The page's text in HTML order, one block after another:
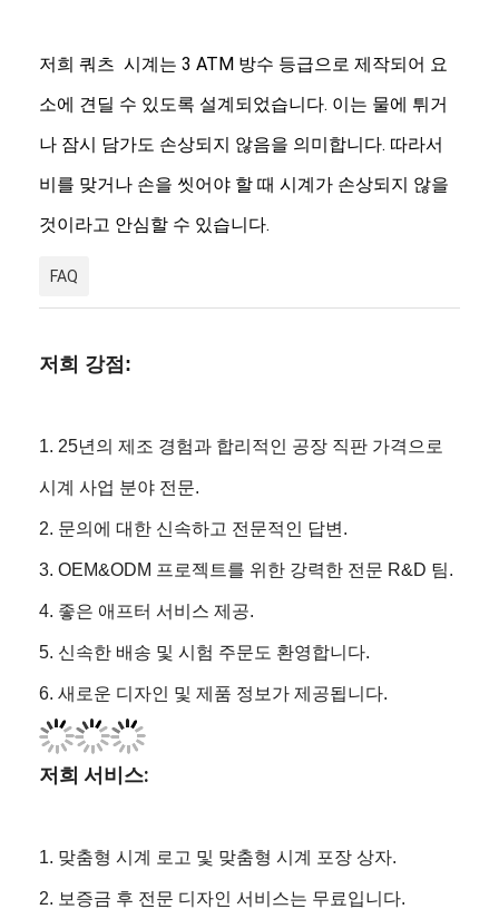
레이디 쿼츠 워치
남성 쿼츠 시계
어린이 손목 시계
시계 예비 부품
저희 쿼츠 시계는 3 ATM 방수 등급으로 제작되어 요
소에 견딜 수 있도록 설계되었습니다. 이는 물에 튀거
나 잠시 담가도 손상되지 않음을 의미합니다. 따라서
비를 맞거나 손을 씻어야 할 때 시계가 손상되지 않을
것이라고 안심할 수 있습니다.
FAQ
저희 강점:
1. 25년의 제조 경험과 합리적인 공장 직판 가격으로
시계 사업 분야 전문.
2. 문의에 대한 신속하고 전문적인 답변.
3. OEM&ODM 프로젝트를 위한 강력한 전문 R&D 팀.
4. 좋은 애프터 서비스 제공.
5. 신속한 배송 및 시험 주문도 환영합니다.
6. 새로운 디자인 및 제품 정보가 제공됩니다.
저희 서비스:
1. 맞춤형 시계 로고 및 맞춤형 시계 포장 상자.
2. 보증금 후 전문 디자인 서비스는 무료입니다.